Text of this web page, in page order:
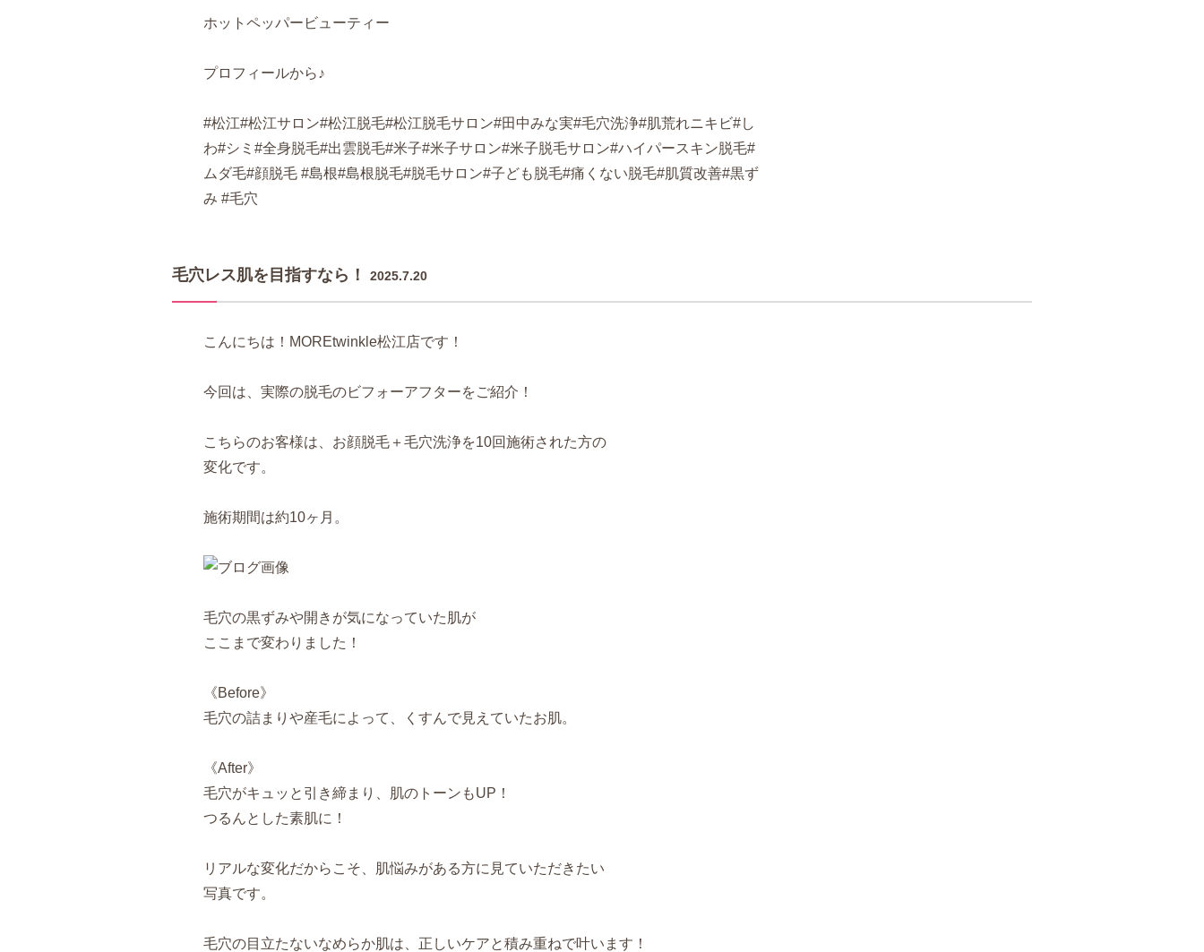
ホットペッパービューティー
プロフィールから♪
#松江#松江サロン#松江脱毛#松江脱毛サロン#田中みな実#毛穴洗浄#肌荒れニキビ#し
わ#シミ#全身脱毛#出雲脱毛#米子#米子サロン#米子脱毛サロン#ハイパースキン脱毛#
ムダ毛#顔脱毛 #島根#島根脱毛#脱毛サロン#子ども脱毛#痛くない脱毛#肌質改善#黒ず
み #毛穴
毛穴レス肌を目指すなら！ 2025.7.20
こんにちは！MOREtwinkle松江店です！
今回は、実際の脱毛のビフォーアフターをご紹介！
こちらのお客様は、お顔脱毛＋毛穴洗浄を10回施術された方の
変化です。
施術期間は約10ヶ月。
毛穴の黒ずみや開きが気になっていた肌が
ここまで変わりました！
《Before》
毛穴の詰まりや産毛によって、くすんで見えていたお肌。
《After》
毛穴がキュッと引き締まり、肌のトーンもUP！
つるんとした素肌に！
リアルな変化だからこそ、肌悩みがある方に見ていただきたい
写真です。
毛穴の目立たないなめらか肌は、正しいケアと積み重ねで叶います！